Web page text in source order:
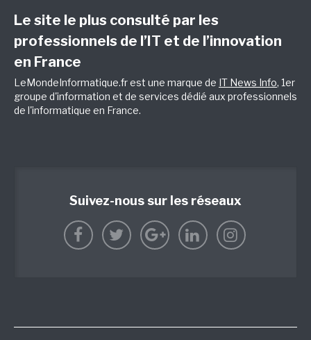
Le site le plus consulté par les
professionnels de l’IT et de l’innovation
en France
LeMondeInformatique.fr est une marque de IT News Info, 1er
groupe d'information et de services dédié aux professionnels
de l'informatique en France.
Suivez-nous sur les réseaux